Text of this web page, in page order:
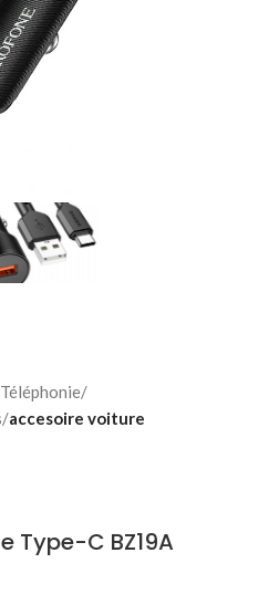
Téléphonie
accesoire voiture
Type-C BZ19A